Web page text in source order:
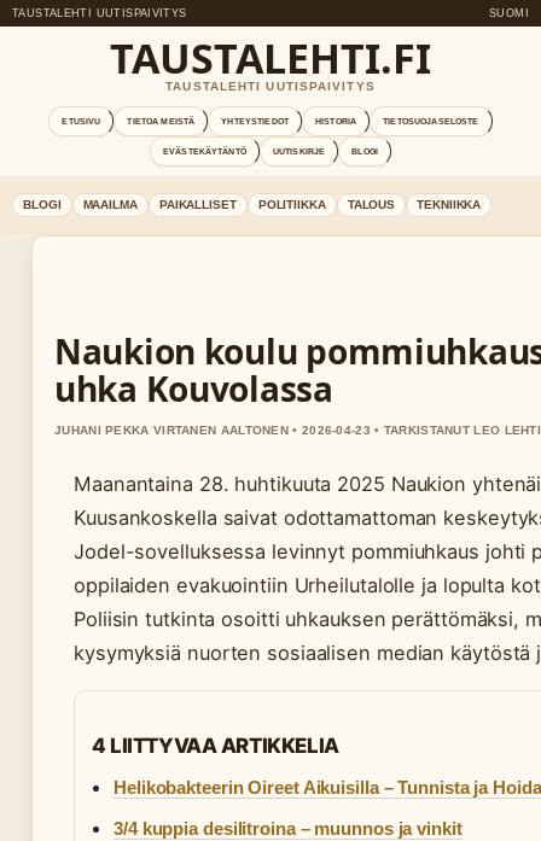
TAUSTALEHTI UUTISPAIVITYS SUOMI
TAUSTALEHTI.FI
TAUSTALEHTI UUTISPAIVITYS
ETUSIVU TIETOA MEISTÄ YHTEYSTIEDOT HISTORIA TIETOSUOJASELOSTE
EVÄSTEKÄYTÄNTÖ UUTISKIRJE BLOGI
BLOGI MAAILMA PAIKALLISET POLITIIKKA TALOUS TEKNIIKKA
Naukion koulu
uhka Kouvolassa
JUHANI PEKKA VIRTANEN AALTONEN • 2026-04-23 • TARKISTANUT LEO
Maanantaina 28. huhtikuuta 2025 Naukion
Kuusankoskella saivat odottamattoman
Jodel-sovelluksessa levinnyt pommiuhkaus johti
oppilaiden evakuointiin Urheilutalolle ja lopulta
Poliisin tutkinta osoitti uhkauksen perättömäksi,
kysymyksiä nuorten sosiaalisen median käytöstä
4 LIITTYVAA ARTIKKELIA
Helikobakteerin Oireet Aikuisilla – Tunnista ja
3/4 kuppia desilitroina – muunnos ja vinkit